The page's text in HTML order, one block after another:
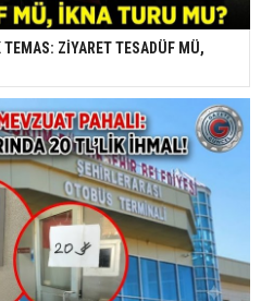
ZİYARET TESADÜF MÜ,